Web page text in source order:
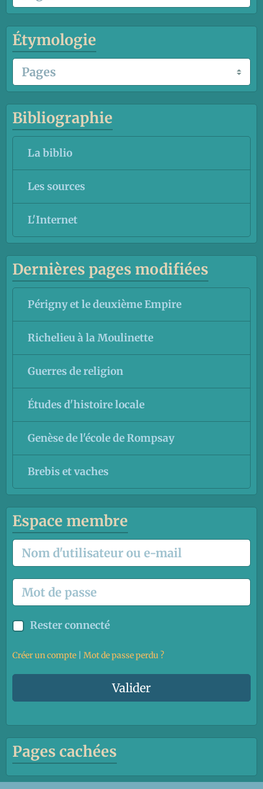
Étymologie
Bibliographie
La biblio
Les sources
L'Internet
Dernières pages modifiées
Périgny et le deuxième Empire
Richelieu à la Moulinette
Guerres de religion
Études d'histoire locale
Genèse de l'école de Rompsay
Brebis et vaches
Espace membre
Rester connecté
Créer un compte Mot de passe perdu ?
Valider
Pages cachées